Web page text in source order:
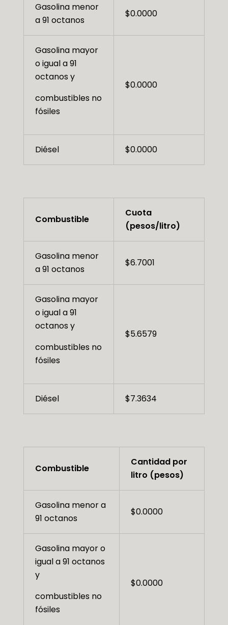
Gasolina menor
a 91 octanos
$0.0000
Gasolina mayor
o igual a 91
octanos y
combustibles no
fósiles
$0.0000
Diésel $0.0000
Combustible
Cuota
(pesos/litro)
Gasolina menor
a 91 octanos
$6.7001
Gasolina mayor
o igual a 91
octanos y
combustibles no
fósiles
$5.6579
Diésel $7.3634
Combustible
Cantidad por
litro (pesos)
Gasolina menor a
91 octanos
$0.0000
Gasolina mayor o
igual a 91 octanos
y
combustibles no
fósiles
$0.0000